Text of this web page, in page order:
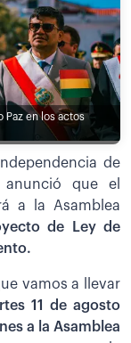
Paz en los actos
de
anunció que el
a la Asamblea
de Ley de
vamos a llevar
11 de agosto
a la Asamblea